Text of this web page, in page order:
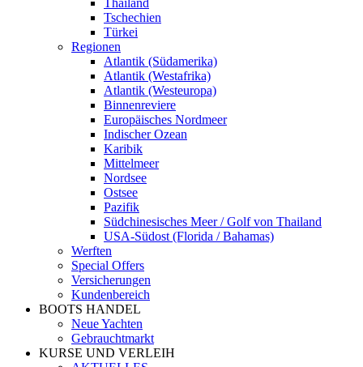
Thailand
Tschechien
Türkei
Regionen
Atlantik (Südamerika)
Atlantik (Westafrika)
Atlantik (Westeuropa)
Binnenreviere
Europäisches Nordmeer
Indischer Ozean
Karibik
Mittelmeer
Nordsee
Ostsee
Pazifik
Südchinesisches Meer / Golf von Thailand
USA-Südost (Florida / Bahamas)
Werften
Special Offers
Versicherungen
Kundenbereich
BOOTS HANDEL
Neue Yachten
Gebrauchtmarkt
KURSE UND VERLEIH